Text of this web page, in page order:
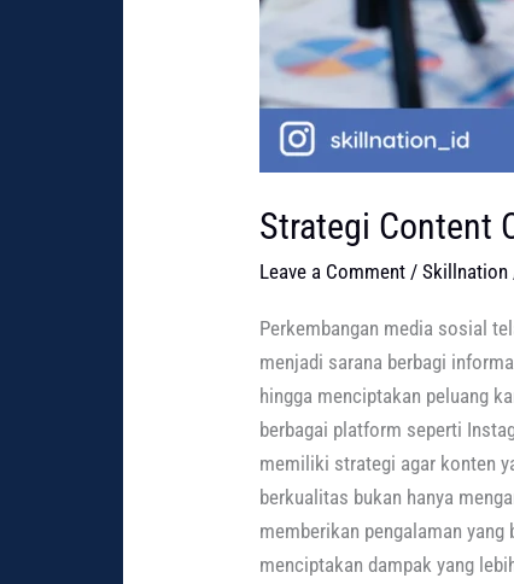
Strategi Content
Leave a Comment /Skillnation
Perkembangan media sosial
menjadi sarana berbagi
hingga menciptakan peluang
berbagai platform seperti
memiliki strategi agar konten
berkualitas bukan hanya
memberikan pengalaman
menciptakan dampak yang